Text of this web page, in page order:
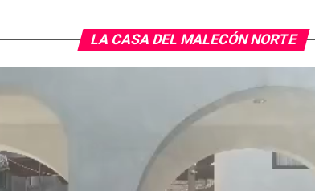
LA CASA DEL MALECÓN NORTE